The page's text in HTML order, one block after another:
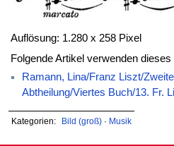
Auflösung: 1.280 x 258 Pixel
Folgende Artikel verwenden dieses
Ramann, Lina/Franz Liszt/
Abtheilung/Viertes Buch/13. Fr.
Kategorien: Bild (groß)· Musik